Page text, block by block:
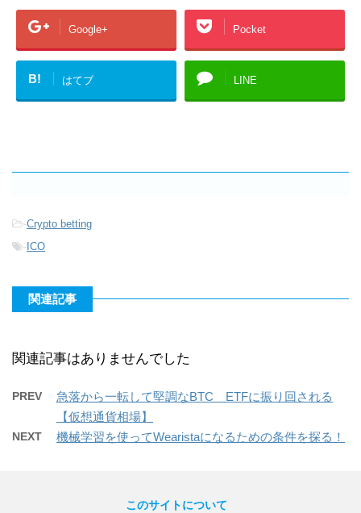
Google+ Pocket
B! はてブ LINE
-Crypto betting
- ICO
関連記事
関連記事はありませんでした
PREV
急落から一転して堅調なBTC ETFに振り回される
【仮想通貨相場】
NEXT 機械学習を使ってWearistaになるための条件を探る！
このサイトについて